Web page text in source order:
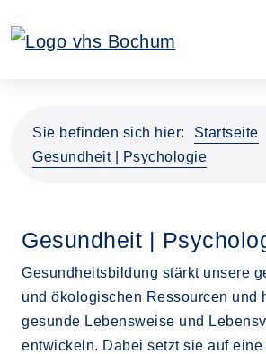
Sie befinden sich hier: Startseite
Gesundheit | Psychologie
Gesundheit |
Gesundheitsbildung stärkt unsere
und ökologischen Ressourcen und
gesunde Lebensweise und
entwickeln. Dabei setzt sie auf